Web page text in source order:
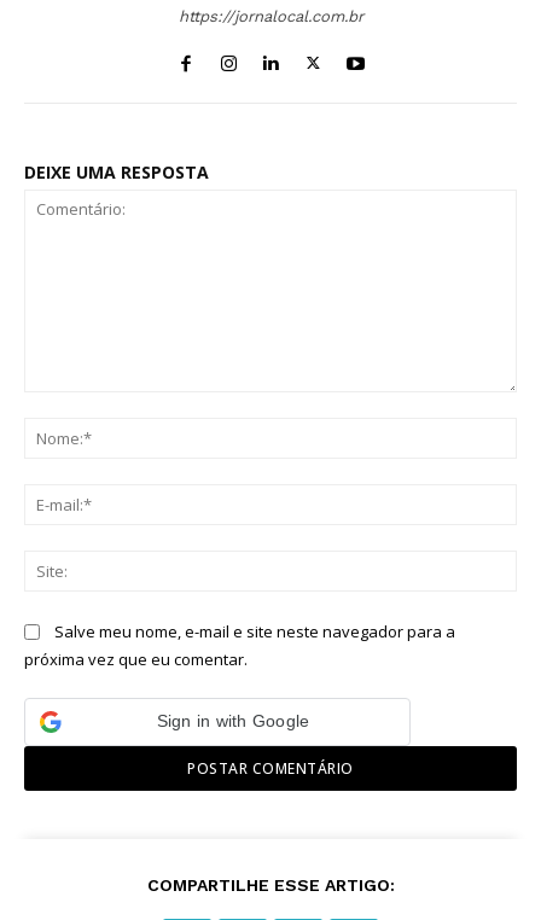
https://jornalocal.com.br
DEIXE UMA RESPOSTA
Salve meu nome, e-mail e site neste navegador para a
próxima vez que eu comentar.
Sign in with Google
COMPARTILHE ESSE ARTIGO: